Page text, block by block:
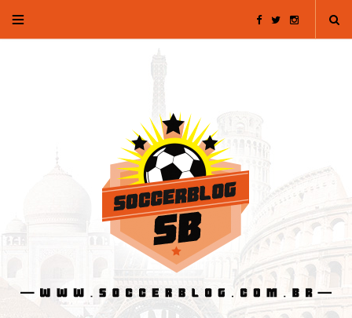
F T I
a
a